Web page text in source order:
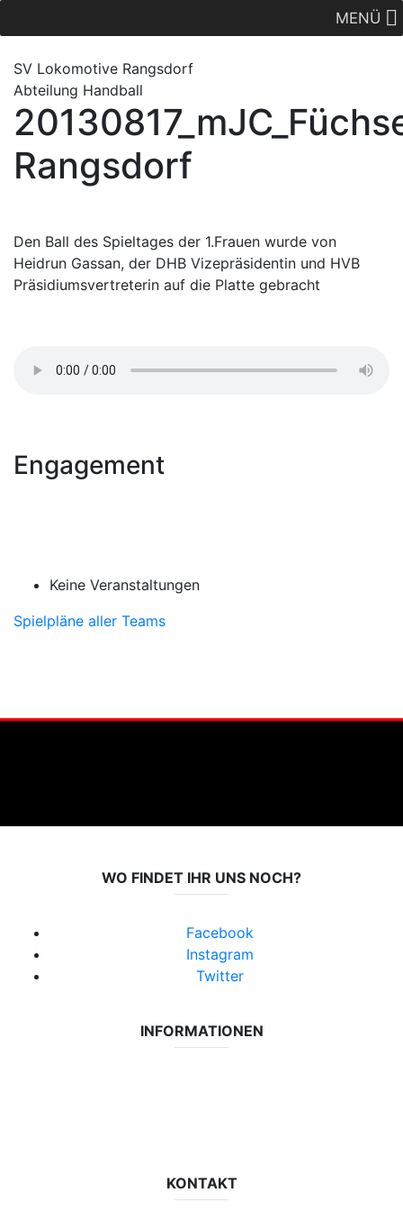
MENÜ
SV Lokomotive Rangsdorf
Abteilung Handball
Rangsdorf
Den Ball des Spieltages der 1.Frauen wurde von
Heidrun Gassan, der DHB Vizepräsidentin und HVB
Präsidiumsvertreterin auf die Platte gebracht
Engagement
Keine Veranstaltungen
Spielpläne aller Teams
WO FINDET IHR UNS NOCH?
Facebook
Instagram
Twitter
INFORMATIONEN
KONTAKT